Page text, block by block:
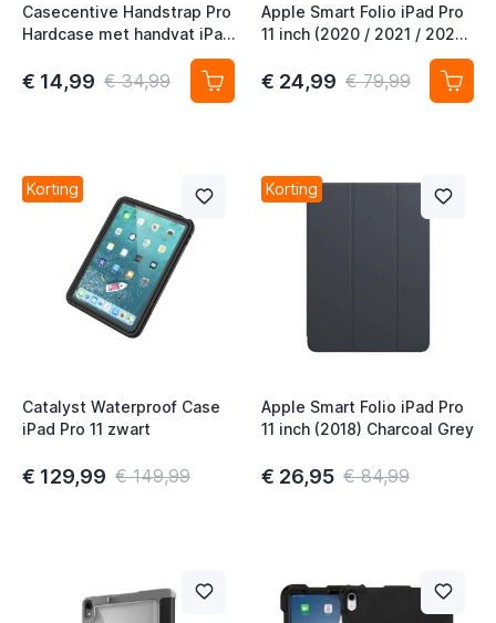
Casecentive Handstrap Pro
Hardcase met handvat iPad
Pro 11" 2022 / 2021 / 2020 /
2018 zwart
€ 14,99 € 34,99
Apple Smart Folio iPad Pro
11 inch (2020 / 2021 / 2022)
€ 24,99 € 79,99
Korting
Catalyst Waterproof Case
iPad Pro 11 zwart
€ 129,99 € 149,99
Korting
Apple Smart Folio iPad Pro
11 inch (2018) Charcoal Grey
€ 26,95 € 84,99